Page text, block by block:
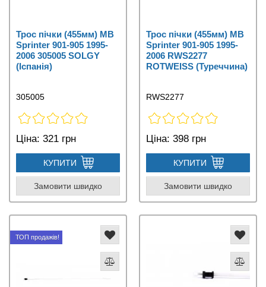
Трос пічки (455мм) MB
Sprinter 901-905 1995-
2006 305005 SOLGY
(Іспанія)
305005
Ціна: 321 грн
КУПИТИ
Замовити швидко
Трос пічки (455мм) MB
Sprinter 901-905 1995-
2006 RWS2277
ROTWEISS (Туреччина)
RWS2277
Ціна: 398 грн
КУПИТИ
Замовити швидко
ТОП продажів!